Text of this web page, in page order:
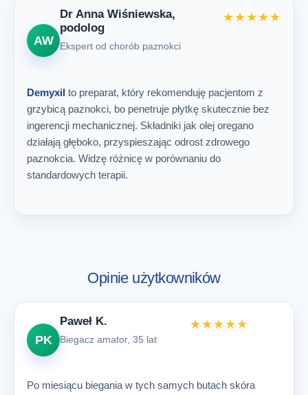
AW
Dr Anna Wiśniewska,
podolog
Ekspert od chorób paznokci
★★★★★
Demyxil to preparat, który rekomenduję pacjentom z
grzybicą paznokci, bo penetruje płytkę skutecznie bez
ingerencji mechanicznej. Składniki jak olej oregano
działają głęboko, przyspieszając odrost zdrowego
paznokcia. Widzę różnicę w porównaniu do
standardowych terapii.
Opinie użytkowników
PK
Paweł K.
Biegacz amator, 35 lat
★★★★★
Po miesiącu biegania w tych samych butach skóra